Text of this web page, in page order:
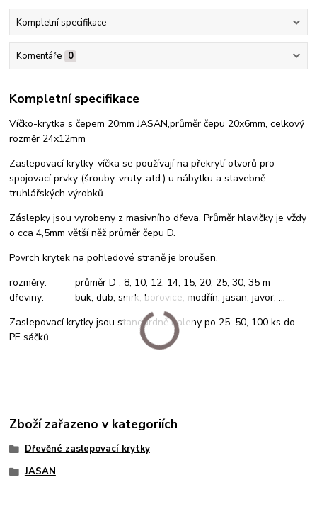
Kompletní specifikace
Komentáře 0
Kompletní specifikace
Víčko-krytka s čepem 20mm JASAN,průměr čepu 20x6mm, celkový
rozměr 24x12mm
Zaslepovací krytky-víčka se používají na překrytí otvorů pro
spojovací prvky (šrouby, vruty, atd.) u nábytku a stavebně
truhlářských výrobků.
Záslepky jsou vyrobeny z masivního dřeva. Průměr hlavičky je vždy
o cca 4,5mm větší něž průměr čepu D.
Povrch krytek na pohledové straně je broušen.
rozměry: průměr D : 8, 10, 12, 14, 15, 20, 25, 30, 35 m
dřeviny: buk, dub, smrk, borovice, modřín, jasan, javor, ...
Zaslepovací krytky jsou standardně baleny po 25, 50, 100 ks do
PE sáčků.
Zboží zařazeno v kategoriích
Dřevěné zaslepovací krytky
JASAN